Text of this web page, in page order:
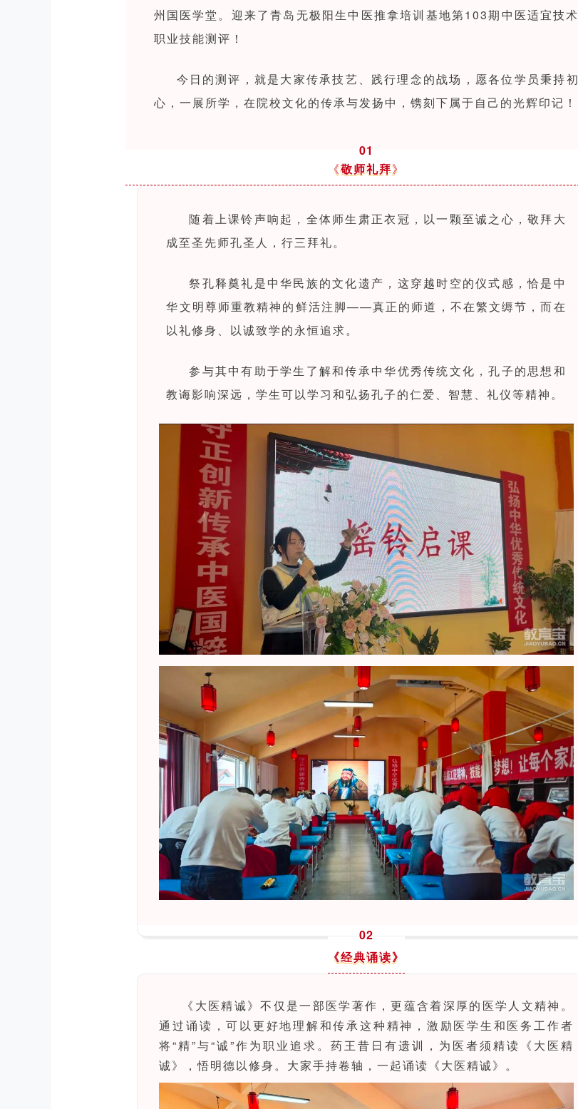
州国医学堂。迎来了青岛无极阳生中医推拿培训基地第103期中医适宜技术
职业技能测评！
今日的测评，就是大家传承技艺、践行理念的战场，愿各位学员秉持初
心，一展所学，在院校文化的传承与发扬中，镌刻下属于自己的光辉印记！
01
《敬师礼拜》
随着上课铃声响起，全体师生肃正衣冠，以一颗至诚之心，敬拜大
成至圣先师孔圣人，行三拜礼。
祭孔释奠礼是中华民族的文化遗产，这穿越时空的仪式感，恰是中
华文明尊师重教精神的鲜活注脚——真正的师道，不在繁文缛节，而在
以礼修身、以诚致学的永恒追求。
参与其中有助于学生了解和传承中华优秀传统文化，孔子的思想和
教诲影响深远，学生可以学习和弘扬孔子的仁爱、智慧、礼仪等精神。
02
《经典诵读》
《大医精诚》不仅是一部医学著作，更蕴含着深厚的医学人文精神。
通过诵读，可以更好地理解和传承这种精神，激励医学生和医务工作者
将“精”与“诚”作为职业追求。药王昔日有遗训，为医者须精读《大医精
诚》，悟明德以修身。大家手持卷轴，一起诵读《大医精诚》。